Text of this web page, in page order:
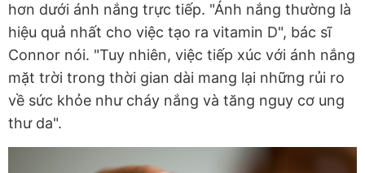
hơn dưới ánh nắng trực tiếp. "Ánh nắng thường là
hiệu quả nhất cho việc tạo ra vitamin D", bác sĩ
Connor nói. "Tuy nhiên, việc tiếp xúc với ánh nắng
mặt trời trong thời gian dài mang lại những rủi ro
về sức khỏe như cháy nắng và tăng nguy cơ ung
thư da".